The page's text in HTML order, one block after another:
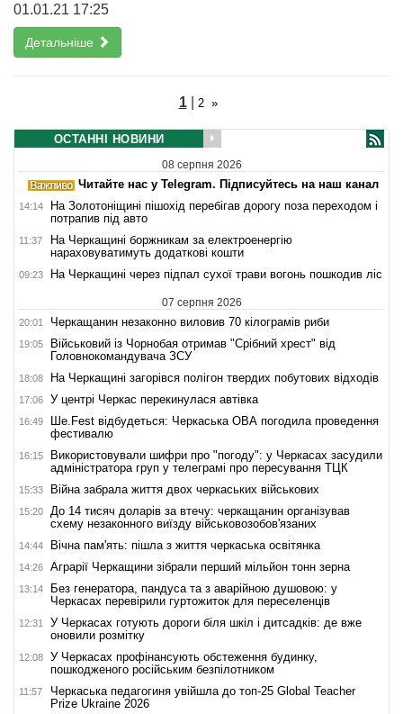
01.01.21 17:25
Детальніше
1| 2 »
ОСТАННІ НОВИНИ
08 серпня 2026
Читайте нас у Telegram. Підписуйтесь на наш канал
14:14
На Золотоніщині пішохід перебігав дорогу поза переходом і
потрапив під авто
11:37
На Черкащині боржникам за електроенергію
нараховуватимуть додаткові кошти
09:23 На Черкащині через підпал сухої трави вогонь пошкодив ліс
07 серпня 2026
20:01 Черкащанин незаконно виловив 70 кілограмів риби
19:05
Військовий із Чорнобая отримав "Срібний хрест" від
Головнокомандувача ЗСУ
18:08 На Черкащині загорівся полігон твердих побутових відходів
17:06 У центрі Черкас перекинулася автівка
16:49
Ше.Fest відбудеться: Черкаська ОВА погодила проведення
фестивалю
16:15
Використовували шифри про "погоду": у Черкасах засудили
адміністратора груп у телеграмі про пересування ТЦК
15:33 Війна забрала життя двох черкаських військових
15:20
До 14 тисяч доларів за втечу: черкащанин організував
схему незаконного виїзду військовозобов'язаних
14:44 Вічна пам'ять: пішла з життя черкаська освітянка
14:26 Аграрії Черкащини зібрали перший мільйон тонн зерна
13:14
Без генератора, пандуса та з аварійною душовою: у
Черкасах перевірили гуртожиток для переселенців
12:31
У Черкасах готують дороги біля шкіл і дитсадків: де вже
оновили розмітку
12:08
У Черкасах профінансують обстеження будинку,
пошкодженого російським безпілотником
11:57
Черкаська педагогиня увійшла до топ-25 Global Teacher
Prize Ukraine 2026